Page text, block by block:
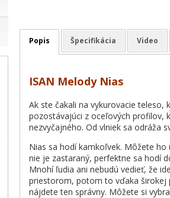
Popis Špecifikácia Video
ISAN Melody Nias
Ak ste čakali na vykurovacie teleso,
pozostávajúci z oceľových profilov,
nezvyčajného. Od vlniek sa odráža
Nias sa hodí kamkoľvek. Môžete
nie je zastaraný, perfektne sa hodí
Mnohí ľudia ani nebudú vedieť, že
priestorom, potom to vďaka širokej
nájdete ten správny. Môžete si